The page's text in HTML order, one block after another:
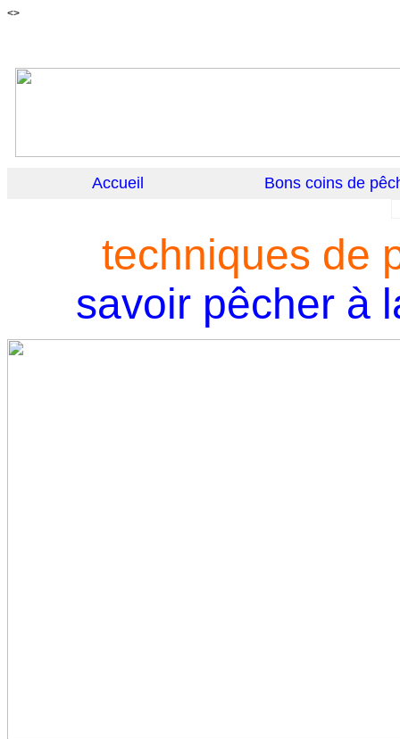
<>
Accueil Bons coins de
techniques de
savoir pêcher à